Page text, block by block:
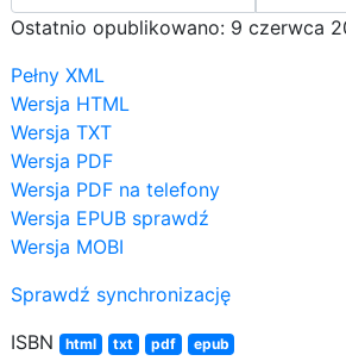
Ostatnio opublikowano: 9 czerwca
Pełny XML
Wersja HTML
Wersja TXT
Wersja PDF
Wersja PDF na telefony
Wersja EPUB sprawdź
Wersja MOBI
Sprawdź synchronizację
ISBN
html txt pdf
epub